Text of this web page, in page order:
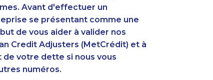
Avant d'effectuer un
se présentant comme une
de vous aider à valider nos
Credit Adjusters (MetCrédit) et à
votre dette si nous vous
numéros.